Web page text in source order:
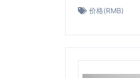
价格(RMB)